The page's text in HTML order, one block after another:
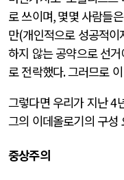
로 쓰이며,몇몇 사람들
만(개인적으로 성공적
하지 않는 공약으로 선
로 전락했다.그러므로
그렇다면 우리가 지난4
그의 이데올로기의 구성
중상주의